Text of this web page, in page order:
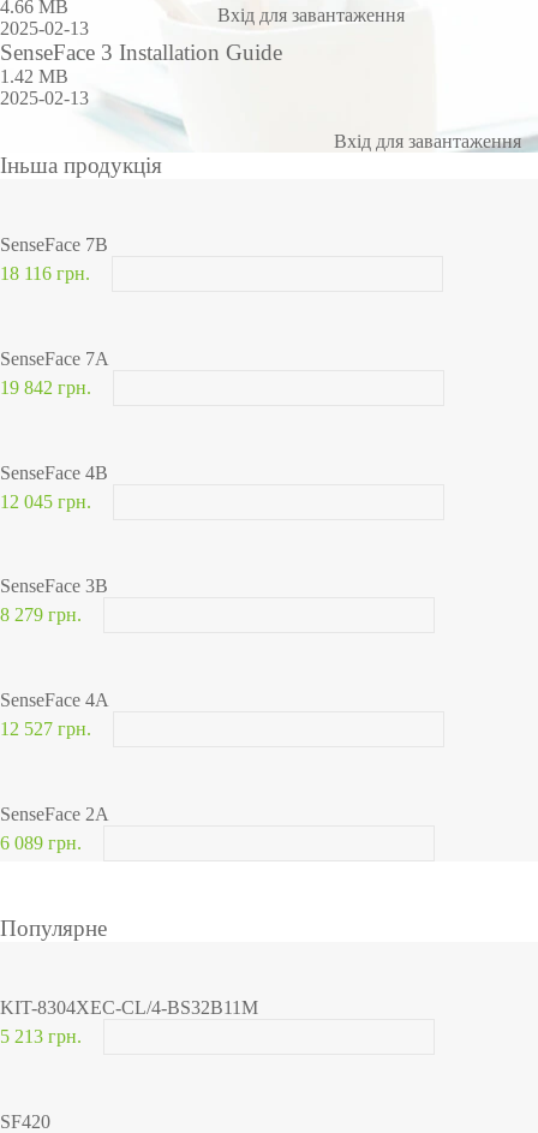
4.66 MB
2025-02-13
Вхід для завантаження
SenseFace 3 Installation Guide
1.42 MB
2025-02-13
Вхід для завантаження
Іньша продукція
SenseFace 7B
18 116 грн.
SenseFace 7A
19 842 грн.
SenseFace 4B
12 045 грн.
SenseFace 3B
8 279 грн.
SenseFace 4A
12 527 грн.
SenseFace 2A
6 089 грн.
Популярне
KIT-8304XEC-CL/4-BS32B11M
5 213 грн.
SF420